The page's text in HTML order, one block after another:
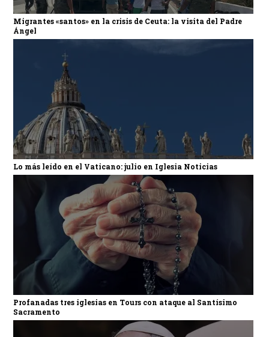
Migrantes «santos» en la crisis de Ceuta: la visita del Padre
Ángel
Lo más leído en el Vaticano: julio en Iglesia Noticias
Profanadas tres iglesias en Tours con ataque al Santísimo
Sacramento